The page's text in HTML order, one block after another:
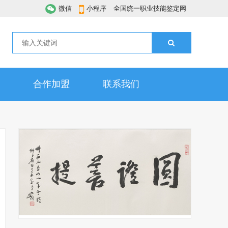
微信 小程序 全国统一职业技能鉴定网
合作加盟 联系我们